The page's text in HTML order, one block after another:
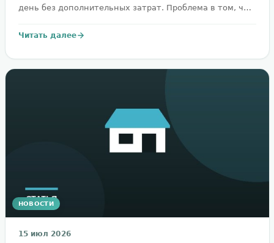
день без дополнительных затрат. Проблема в том, ч…
Читать далее
НОВОСТИ
15 июл 2026